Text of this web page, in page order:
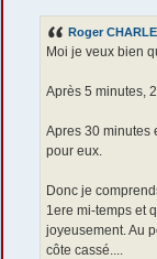
Roger
Moi je veux bien
Après 5 minutes,
Apres 30 minutes
pour eux.
Donc je
1ere mi-temps et
joyeusement. Au
côte cassé....